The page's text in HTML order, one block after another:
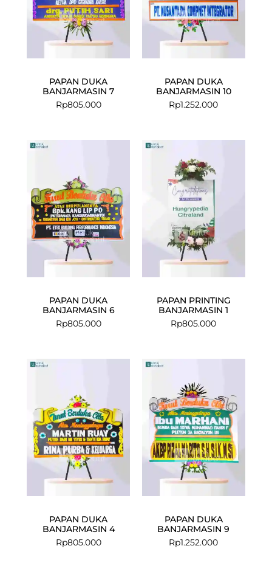
PAPAN DUKA
BANJARMASIN 7
Rp805.000
PAPAN DUKA
BANJARMASIN 10
Rp1.252.000
PAPAN DUKA
BANJARMASIN 6
Rp805.000
PAPAN PRINTING
BANJARMASIN 1
Rp805.000
PAPAN DUKA
BANJARMASIN 4
Rp805.000
PAPAN DUKA
BANJARMASIN 9
Rp1.252.000